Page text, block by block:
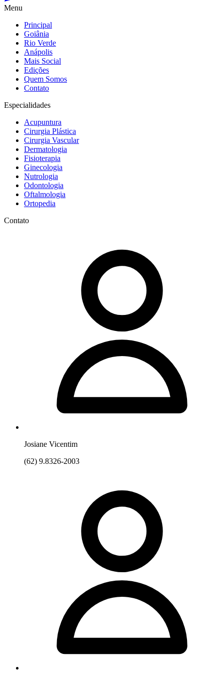
Menu
Principal
Goiânia
Rio Verde
Anápolis
Mais Social
Edições
Quem Somos
Contato
Especialidades
Acupuntura
Cirurgia Plástica
Cirurgia Vascular
Dermatologia
Fisioterapia
Ginecologia
Nutrologia
Odontologia
Oftalmologia
Ortopedia
Contato
Josiane Vicentim
(62) 9.8326-2003